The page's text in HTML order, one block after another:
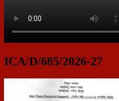
ICA/D/685/2026-27